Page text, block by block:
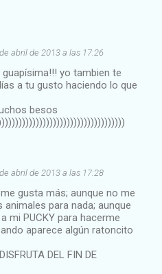
abril de 2013 a las 17:26
guapísima!!! yo tambien te
a tu gusto haciendo lo que
besos
abril de 2013 a las 17:28
gusta más; aunque no me
para nada; aunque
mi PUCKY para hacerme
aparece algún ratoncito
DEL FIN DE